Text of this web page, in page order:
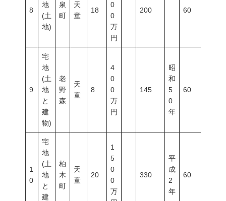
8
地
(土
地)
泉
町
天
童
18
0
0
万
円
200 60
9
宅
地
(土
地
と
建
物)
老
野
森
天
童
8
4
0
0
万
円
145
昭
和
5
0
年
60
1
0
宅
地
(土
地
と
建
柏
木
町
天
童
20
1
5
0
0
万
330
平
成
2
年
60